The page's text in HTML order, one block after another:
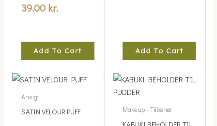
39.00 kr.
Add To Cart Add To Cart
Ansigt
SATIN VELOUR PUFF Makeup - Tilbehør
KABUKI BEHOLDER TIL
Price
29.00 kr.
This
product
multiple